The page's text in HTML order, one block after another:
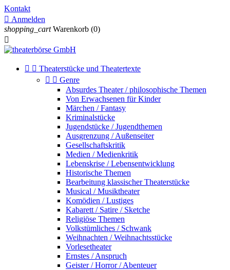
Kontakt
 Anmelden
shopping_cart Warenkorb (0)

  Theaterstücke und Theatertexte
  Genre
Absurdes Theater / philosophische Themen
Von Erwachsenen für Kinder
Märchen / Fantasy
Kriminalstücke
Jugendstücke / Jugendthemen
Ausgrenzung / Außenseiter
Gesellschaftskritik
Medien / Medienkritik
Lebenskrise / Lebensentwicklung
Historische Themen
Bearbeitung klassischer Theaterstücke
Musical / Musiktheater
Komödien / Lustiges
Kabarett / Satire / Sketche
Religiöse Themen
Volkstümliches / Schwank
Weihnachten / Weihnachtsstücke
Vorlesetheater
Ernstes / Anspruch
Geister / Horror / Abenteuer